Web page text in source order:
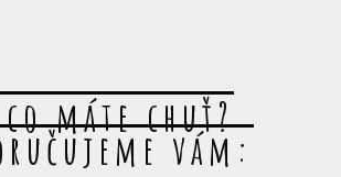
máte chuť?
vám: